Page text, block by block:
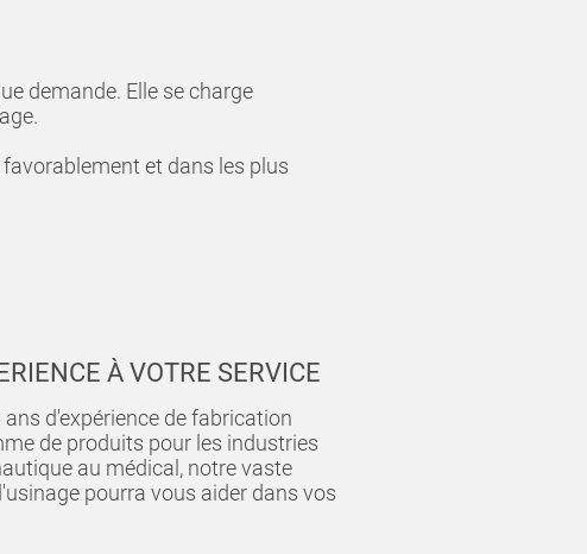
demande. Elle se charge
et dans les plus
À VOTRE SERVICE
ans d'expérience de fabrication
de produits pour les industries
au médical, notre vaste
pourra vous aider dans vos